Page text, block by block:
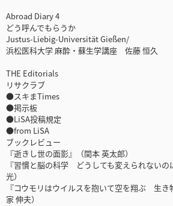
Abroad Diary 4
どう呼んでもらうか
Justus-Liebig-Universität Gießen/
浜松医科大学 麻酔・蘇生学講座 佐藤 恒久
THE Editorials
リサクラブ
●スキまTimes
●掲示板
●LiSA投稿規定
●from LiSA
ブックレビュー
『逝きし世の面影』（関本 英太郎）
『習慣と脳の科学 どうしても変えられない
光）
『コウモリはウイルスを抱いて空を翔ぶ 生
家 伸夫）